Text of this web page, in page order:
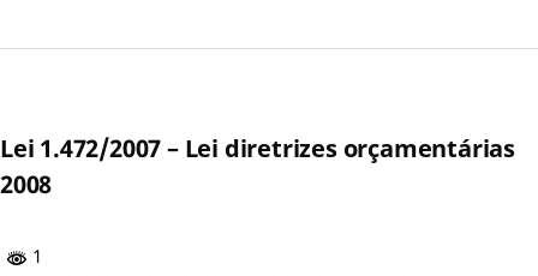
Lei 1.472/2007 – Lei diretrizes orçamentárias
2008
1